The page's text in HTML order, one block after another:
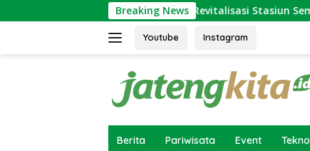
to
Breaking News
Ini Alasan Revitalisasi Stasiun Semarang
Youtube Instagram
Berita Pariwisata Event